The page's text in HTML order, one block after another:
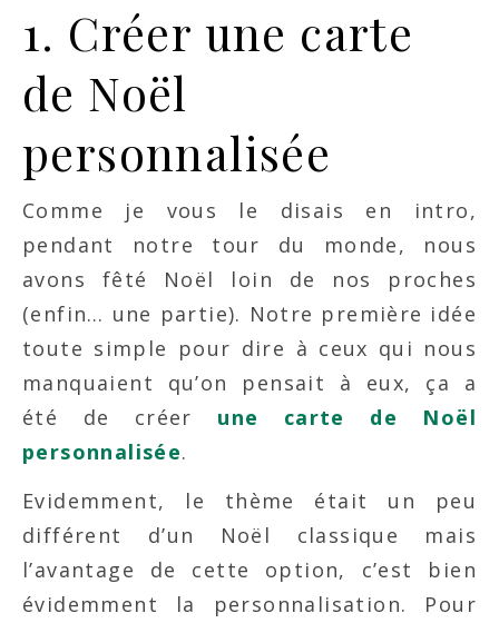
1. Créer une carte
de Noël
personnalisée
Comme je vous le disais en intro,
pendant notre tour du monde, nous
avons fêté Noël loin de nos proches
(enfin… une partie). Notre première idée
toute simple pour dire à ceux qui nous
manquaient qu’on pensait à eux, ça a
été de créer une carte de Noël
personnalisée.
Evidemment, le thème était un peu
différent d’un Noël classique mais
l’avantage de cette option, c’est bien
évidemment la personnalisation. Pour